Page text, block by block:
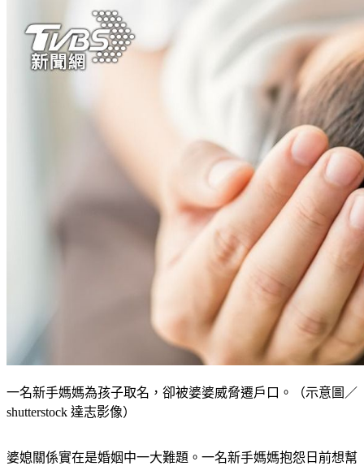
一名新手媽媽為孩子取名，卻被婆婆威脅遷戶口。（示意圖／
shutterstock 達志影像）
婆媳關係實在是婚姻中一大難題。一名新手媽媽抱怨日前想幫